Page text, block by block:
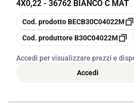
4X0,22 - 36762 BIANCO C MAT
copia
Cod. prodottoBECB30C04022M
copia
Cod. produttoreB30C04022M
Accedi per visualizzare prezzi e
Accedi